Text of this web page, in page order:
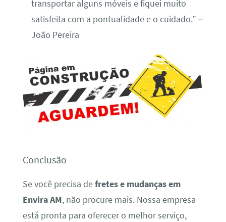
transportar alguns móveis e fiquei muito
satisfeita com a pontualidade e o cuidado.” –
João Pereira
Conclusão
Se você precisa defretes e mudanças em
Envira AM, não procure mais. Nossa empresa
está pronta para oferecer o melhor serviço,